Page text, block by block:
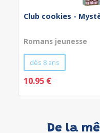
Club cookies -
Romans jeunesse
dès 8 ans
10.95 €
De la